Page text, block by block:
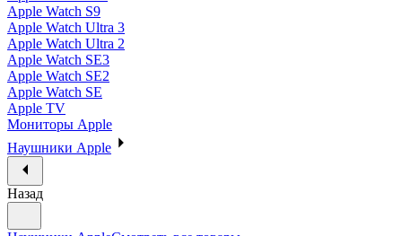
Apple Watch S9
Apple Watch Ultra 3
Apple Watch Ultra 2
Apple Watch SE3
Apple Watch SE2
Apple Watch SE
Apple TV
Мониторы Apple
Наушники Apple
Назад